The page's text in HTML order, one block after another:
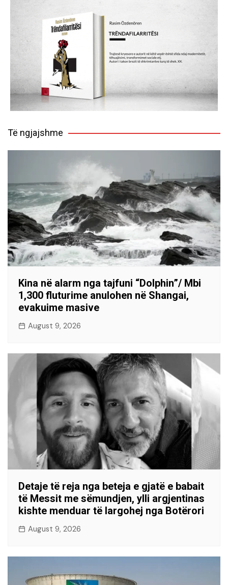
Të ngjajshme
Kina në alarm nga tajfuni “Dolphin”/ Mbi
1,300 fluturime anulohen në Shangai,
evakuime masive
August 9, 2026
Detaje të reja nga beteja e gjatë e babait
të Messit me sëmundjen, ylli argjentinas
kishte menduar të largohej nga Botërori
August 9, 2026